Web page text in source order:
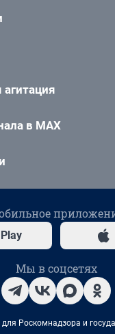
в MAX
Мы в соцсетях
Роскомнадзора и